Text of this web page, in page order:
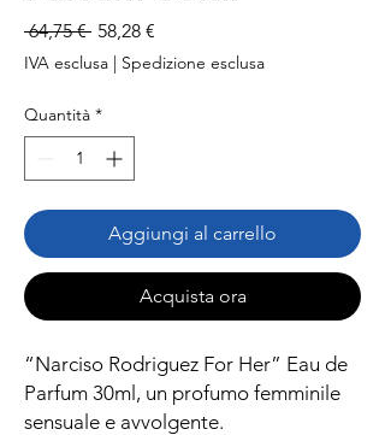
64,75 € Prezzo
regolare
58,28 €
scontato
IVA esclusa | Spedizione esclusa
Quantità *
Aggiungi al carrello
Acquista ora
“Narciso Rodriguez For Her” Eau de
Parfum 30ml, un profumo femminile
sensuale e avvolgente.